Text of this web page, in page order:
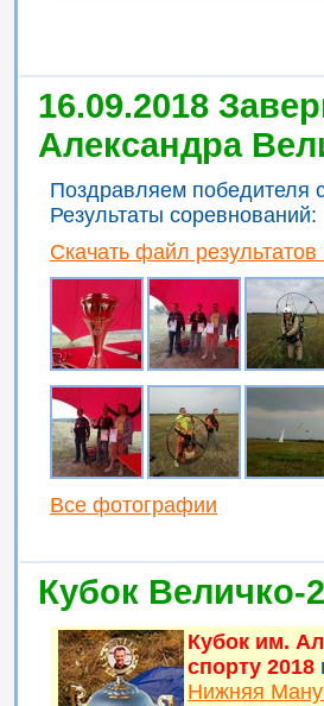
16.09.2018
Александра
Поздравляем победителя
Результаты соревнований:
Скачать файл
Все фотографии
Кубок Величко-
Кубок им.
спорту 2018
Нижняя